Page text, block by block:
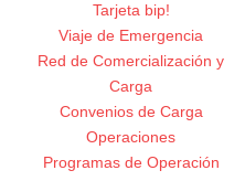
Tarjeta bip!
Viaje de Emergencia
Red de Comercialización y
Carga
Convenios de Carga
Operaciones
Programas de Operación